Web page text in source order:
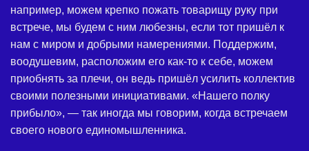
например, можем крепко пожать товарищу руку при
встрече, мы будем с ним любезны, если тот пришёл к
нам с миром и добрыми намерениями. Поддержим,
воодушевим, расположим его как-то к себе, можем
приобнять за плечи, он ведь пришёл усилить коллектив
своими полезными инициативами. «Нашего полку
прибыло», — так иногда мы говорим, когда встречаем
своего нового единомышленника.